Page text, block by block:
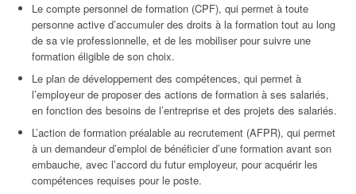
Le compte personnel de formation (CPF), qui permet à toute
personne active d’accumuler des droits à la formation tout au long
de sa vie professionnelle, et de les mobiliser pour suivre une
formation éligible de son choix.
Le plan de développement des compétences, qui permet à
l’employeur de proposer des actions de formation à ses salariés,
en fonction des besoins de l’entreprise et des projets des salariés.
L’action de formation préalable au recrutement (AFPR), qui permet
à un demandeur d’emploi de bénéficier d’une formation avant son
embauche, avec l’accord du futur employeur, pour acquérir les
compétences requises pour le poste.